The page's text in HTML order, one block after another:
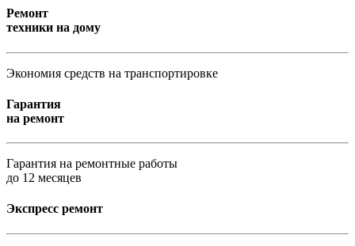
Ремонт
техники на дому
Экономия средств на транспортировке
Гарантия
на ремонт
Гарантия на ремонтные работы
до 12 месяцев
Экспресс ремонт